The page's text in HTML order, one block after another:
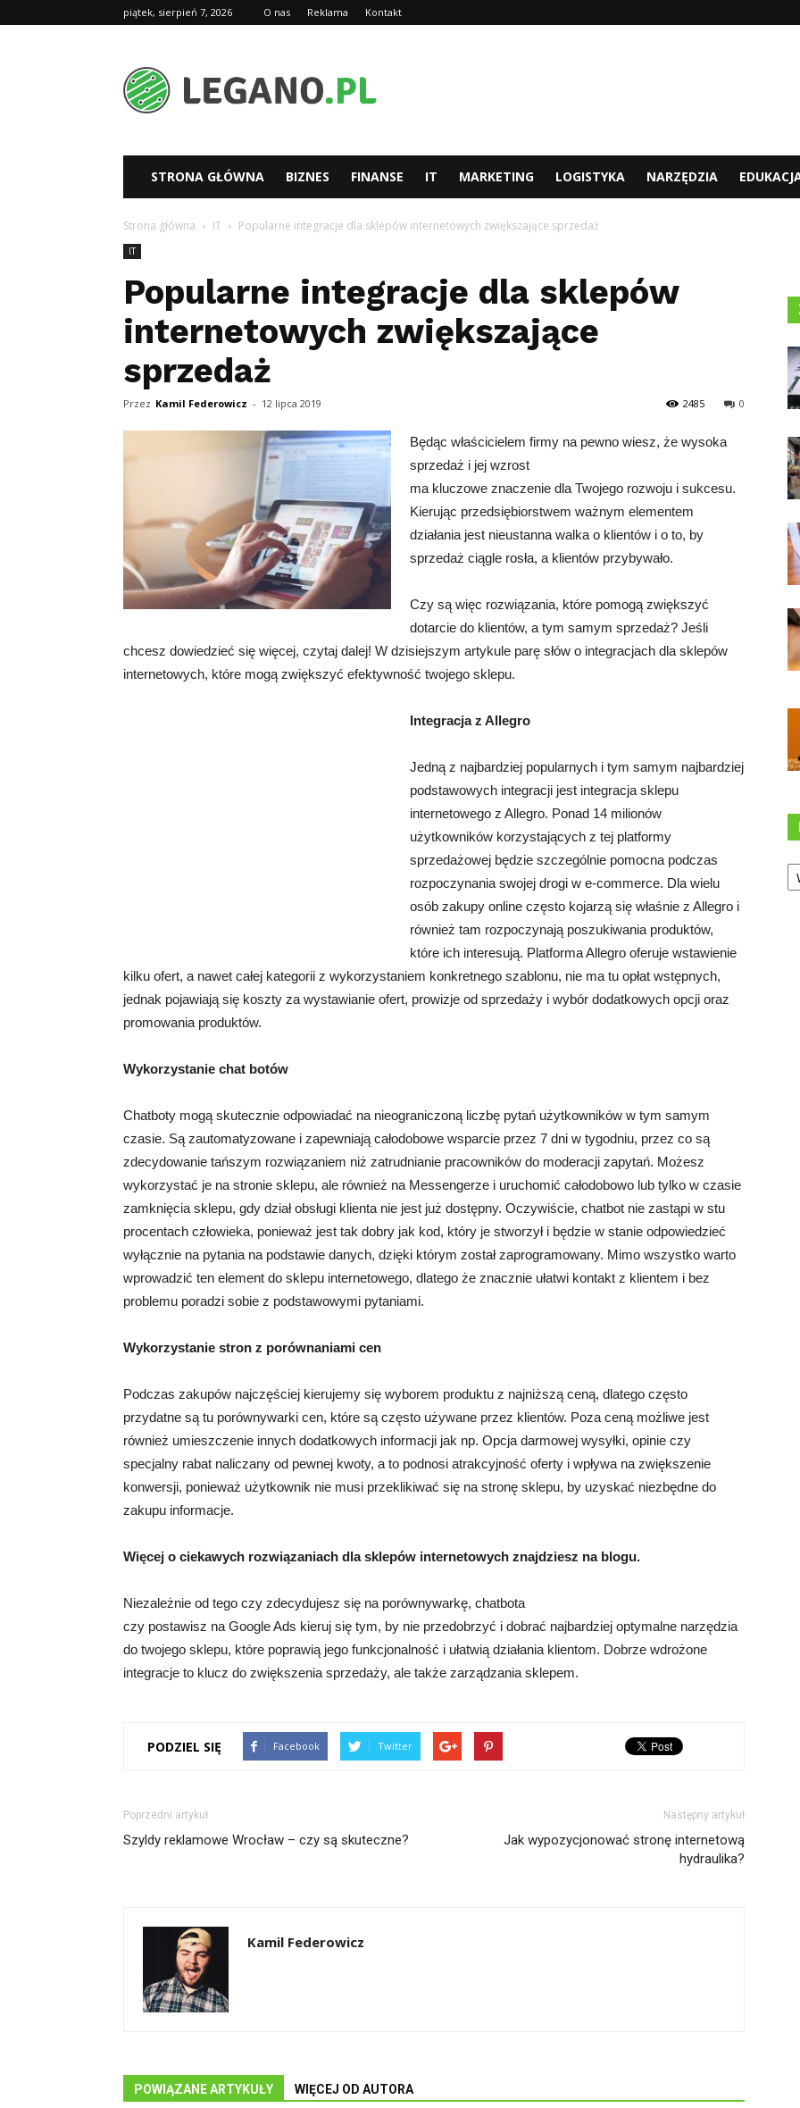
piątek, sierpień 7, 2026 O nas Reklama Kontakt
STRONA GŁÓWNA BIZNES FINANSE IT MARKETING LOGISTYKA NARZĘDZIA
Strona główna IT Popularne integracje dla sklepów internetowych zwiększające sprzedaż
IT
Popularne integracje dla sklepów
internetowych zwiększające
sprzedaż
Przez Kamil Federowicz - 12 lipca 2019 0
2485
Będąc właścicielem firmy na pewno wiesz, że wysoka
sprzedaż i jej wzrost
ma kluczowe znaczenie dla Twojego rozwoju i sukcesu.
Kierując przedsiębiorstwem ważnym elementem
działania jest nieustanna walka o klientów i o to, by
sprzedaż ciągle rosła, a klientów przybywało.
Czy są więc rozwiązania, które pomogą zwiększyć
dotarcie do klientów, a tym samym sprzedaż? Jeśli
chcesz dowiedzieć się więcej, czytaj dalej! W dzisiejszym artykule parę słów o integracjach dla sklepów
internetowych, które mogą zwiększyć efektywność twojego sklepu.
Integracja z Allegro
Jedną z najbardziej popularnych i tym samym najbardziej
podstawowych integracji jest integracja sklepu
internetowego z Allegro. Ponad 14 milionów
użytkowników korzystających z tej platformy
sprzedażowej będzie szczególnie pomocna podczas
rozpoczynania swojej drogi w e-commerce. Dla wielu
osób zakupy online często kojarzą się właśnie z Allegro i
również tam rozpoczynają poszukiwania produktów,
które ich interesują. Platforma Allegro oferuje wstawienie
kilku ofert, a nawet całej kategorii z wykorzystaniem konkretnego szablonu, nie ma tu opłat wstępnych,
jednak pojawiają się koszty za wystawianie ofert, prowizje od sprzedaży i wybór dodatkowych opcji oraz
promowania produktów.
Wykorzystanie chat botów
Chatboty mogą skutecznie odpowiadać na nieograniczoną liczbę pytań użytkowników w tym samym
czasie. Są zautomatyzowane i zapewniają całodobowe wsparcie przez 7 dni w tygodniu, przez co są
zdecydowanie tańszym rozwiązaniem niż zatrudnianie pracowników do moderacji zapytań. Możesz
wykorzystać je na stronie sklepu, ale również na Messengerze i uruchomić całodobowo lub tylko w czasie
zamknięcia sklepu, gdy dział obsługi klienta nie jest już dostępny. Oczywiście, chatbot nie zastąpi w stu
procentach człowieka, ponieważ jest tak dobry jak kod, który je stworzył i będzie w stanie odpowiedzieć
wyłącznie na pytania na podstawie danych, dzięki którym został zaprogramowany. Mimo wszystko warto
wprowadzić ten element do sklepu internetowego, dlatego że znacznie ułatwi kontakt z klientem i bez
problemu poradzi sobie z podstawowymi pytaniami.
Wykorzystanie stron z porównaniami cen
Podczas zakupów najczęściej kierujemy się wyborem produktu z najniższą ceną, dlatego często
przydatne są tu porównywarki cen, które są często używane przez klientów. Poza ceną możliwe jest
również umieszczenie innych dodatkowych informacji jak np. Opcja darmowej wysyłki, opinie czy
specjalny rabat naliczany od pewnej kwoty, a to podnosi atrakcyjność oferty i wpływa na zwiększenie
konwersji, ponieważ użytkownik nie musi przeklikiwać się na stronę sklepu, by uzyskać niezbędne do
zakupu informacje.
Więcej o ciekawych rozwiązaniach dla sklepów internetowych znajdziesz na blogu.
Niezależnie od tego czy zdecydujesz się na porównywarkę, chatbota
czy postawisz na Google Ads kieruj się tym, by nie przedobrzyć i dobrać najbardziej optymalne narzędzia
do twojego sklepu, które poprawią jego funkcjonalność i ułatwią działania klientom. Dobrze wdrożone
integracje to klucz do zwiększenia sprzedaży, ale także zarządzania sklepem.
PODZIEL SIĘ Facebook Twitter
Poprzedni artykuł
Szyldy reklamowe Wrocław – czy są skuteczne?
Następny artykuł
Jak wypozycjonować stronę internetową
hydraulika?
Kamil Federowicz
POWIĄZANE ARTYKUŁY WIĘCEJ OD AUTORA